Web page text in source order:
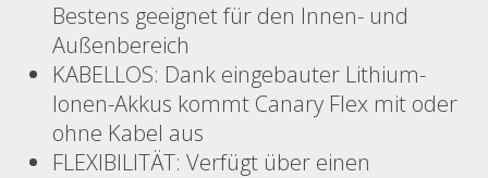
Bestens geeignet für den Innen- und
Außenbereich
KABELLOS: Dank eingebauter Lithium-
Ionen-Akkus kommt Canary Flex mit oder
ohne Kabel aus
FLEXIBILITÄT: Verfügt über einen